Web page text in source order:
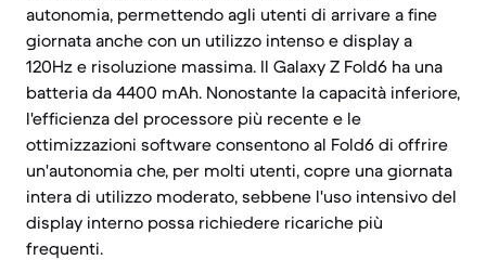
autonomia, permettendo agli utenti di arrivare a fine
giornata anche con un utilizzo intenso e display a
120Hz e risoluzione massima. Il Galaxy Z Fold6 ha una
batteria da 4400 mAh. Nonostante la capacità inferiore,
l'efficienza del processore più recente e le
ottimizzazioni software consentono al Fold6 di offrire
un'autonomia che, per molti utenti, copre una giornata
intera di utilizzo moderato, sebbene l'uso intensivo del
display interno possa richiedere ricariche più
frequenti.